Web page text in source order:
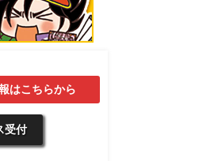
はこちらから
受付